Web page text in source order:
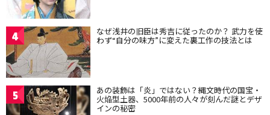
4 なぜ浅井の旧臣は秀吉に従ったのか？ 武力を使
わず“自分の味方”に変えた裏工作の技法とは
5 あの装飾は「炎」ではない？縄文時代の国宝・
火焔型土器、5000年前の人々が刻んだ謎とデザ
インの秘密